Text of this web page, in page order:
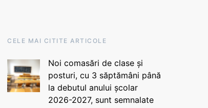
CELE MAI CITITE ARTICOLE
Noi comasări de clase și
posturi, cu 3 săptămâni până
la debutul anului școlar
2026-2027, sunt semnalate